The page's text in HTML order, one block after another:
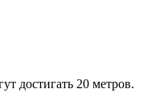
достигать 20 метров.